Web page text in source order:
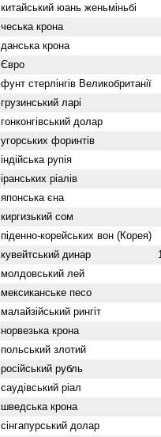
китайський юань женьмiньбi
чеська крона
данська крона
Євро
фунт стерлінгів Велико­британії
грузинський ларі
гонконгівський долар
угорських форинтів
індійська рупія
іранських ріалів
японська єна
киргизький сом
піденно-корейських вон (Корея)
кувейтський динар
молдовський лей
мексиканське песо
малайзійський рингіт
норвезька крона
польський злотий
російський рубль
саудівський ріал
шведська крона
сінгапурський долар